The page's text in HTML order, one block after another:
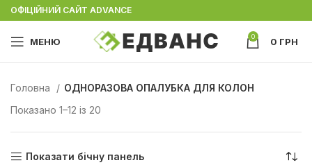
ОФІЦІЙНИЙ САЙТ ADVANCE
МЕНЮ 0 0 ГРН
Головна
ОДНОРАЗОВА ОПАЛУБКА ДЛЯ КОЛОН
Показано 1–12 із 20
Показати бічну панель